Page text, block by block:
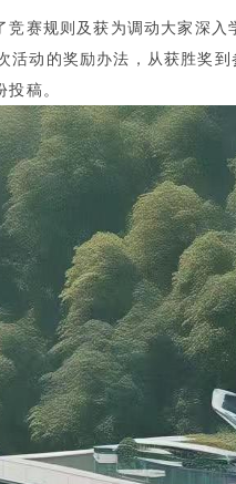
赛规则及获为调动大家深
活动的奖励办法，从获胜奖
稿。